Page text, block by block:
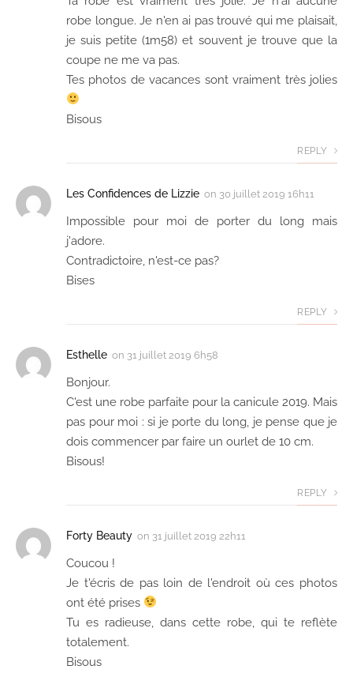
robe longue. Je n'en ai pas trouvé qui me plaisait,
je suis petite (1m58) et souvent je trouve que la
coupe ne me va pas.
Tes photos de vacances sont vraiment très jolies
Bisous
REPLY
Les Confidences de Lizzie on 30 juillet 2019 16h11
Impossible pour moi de porter du long mais
j'adore.
Contradictoire, n'est-ce pas?
Bises
REPLY
Esthelle on 31 juillet 2019 6h58
Bonjour.
C'est une robe parfaite pour la canicule 2019. Mais
pas pour moi : si je porte du long, je pense que je
dois commencer par faire un ourlet de 10 cm.
Bisous!
REPLY
Forty Beauty on 31 juillet 2019 22h11
Coucou !
Je t'écris de pas loin de l'endroit où ces photos
ont été prises
Tu es radieuse, dans cette robe, qui te reflète
totalement.
Bisous